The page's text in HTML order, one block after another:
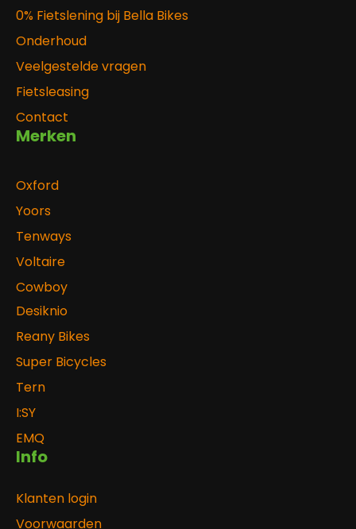
0% Fietslening bij Bella Bikes
Onderhoud
Veelgestelde vragen
Fietsleasing
Contact
Merken
Oxford
Yoors
Tenways
Voltaire
Cowboy
Desiknio
Reany Bikes
Super Bicycles
Tern
I:SY
EMQ
Info
Klanten login
Voorwaarden